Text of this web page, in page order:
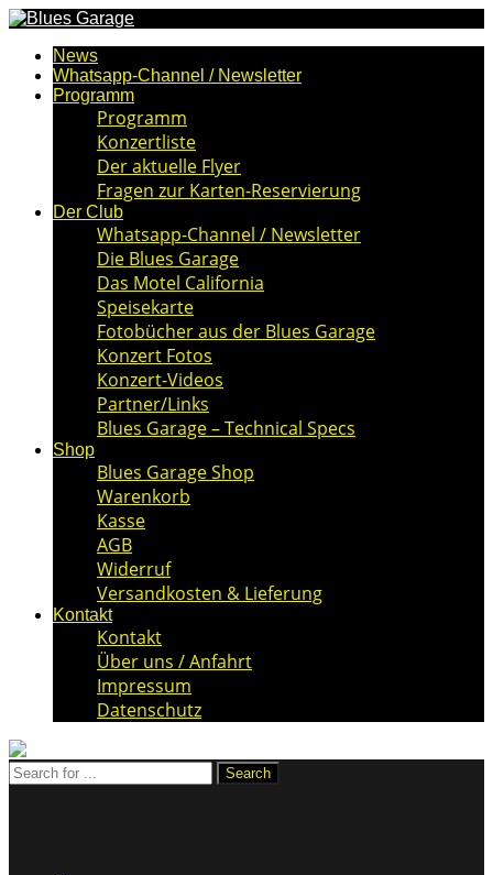
News
Whatsapp-Channel / Newsletter
Programm
Programm
Konzertliste
Der aktuelle Flyer
Fragen zur Karten-Reservierung
Der Club
Whatsapp-Channel / Newsletter
Die Blues Garage
Das Motel California
Speisekarte
Fotobücher aus der Blues Garage
Konzert Fotos
Konzert-Videos
Partner/Links
Blues Garage – Technical Specs
Shop
Blues Garage Shop
Warenkorb
Kasse
AGB
Widerruf
Versandkosten & Lieferung
Kontakt
Kontakt
Über uns / Anfahrt
Impressum
Datenschutz